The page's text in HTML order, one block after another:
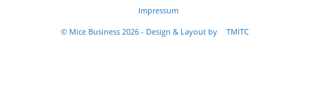
Impressum
© Mice Business 2026 - Design & Layout by
TMITC